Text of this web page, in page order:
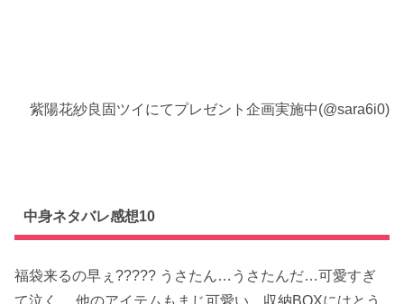
紫陽花紗良固ツイにてプレゼント企画実施中(@sara6i0)
中身ネタバレ感想10
福袋来るの早ぇ????? うさたん…うさたんだ…可愛すぎ
て泣く… 他のアイテムもまじ可愛い…収納BOXにはとう